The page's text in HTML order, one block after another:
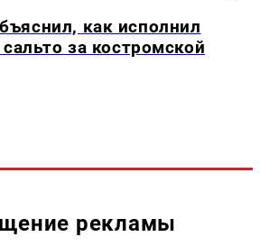
как исполнил
за костромской
рекламы